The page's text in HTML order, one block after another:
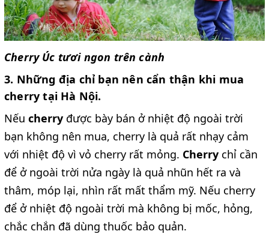
Cherry Úc tươi ngon trên cành
3. Những địa chỉ bạn nên cẩn thận khi mua
cherry tại Hà Nội.
Nếu cherry được bày bán ở nhiệt độ ngoài trời
bạn không nên mua, cherry là quả rất nhạy cảm
với nhiệt độ vì vỏ cherry rất mỏng. Cherry chỉ cần
để ở ngoài trời nửa ngày là quả nhũn hết ra và
thâm, móp lại, nhìn rất mất thẩm mỹ. Nếu cherry
để ở nhiệt độ ngoài trời mà không bị mốc, hỏng,
chắc chắn đã dùng thuốc bảo quản.